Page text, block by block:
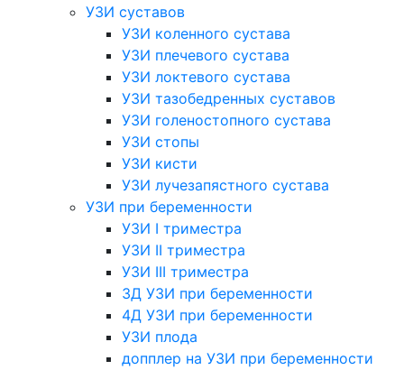
УЗИ суставов
УЗИ коленного сустава
УЗИ плечевого сустава
УЗИ локтевого сустава
УЗИ тазобедренных суставов
УЗИ голеностопного сустава
УЗИ стопы
УЗИ кисти
УЗИ лучезапястного сустава
УЗИ при беременности
УЗИ I триместра
УЗИ II триместра
УЗИ III триместра
3Д УЗИ при беременности
4Д УЗИ при беременности
УЗИ плода
допплер на УЗИ при беременности